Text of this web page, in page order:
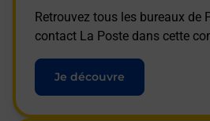
Retrouvez tous les bureaux de
contact La Poste dans cette
Je découvre